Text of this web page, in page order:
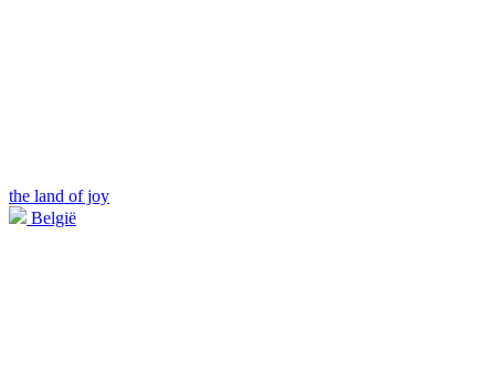
the land of joy
België